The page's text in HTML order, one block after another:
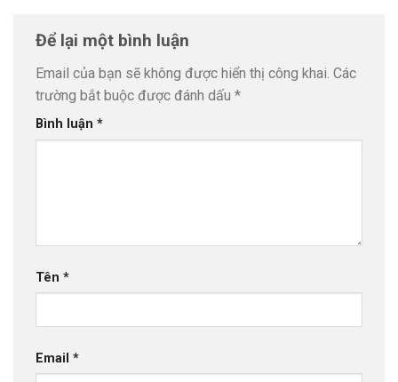
Để lại một bình luận
Email của bạn sẽ không được hiển thị công khai. Các
trường bắt buộc được đánh dấu *
Bình luận *
Tên *
Email *